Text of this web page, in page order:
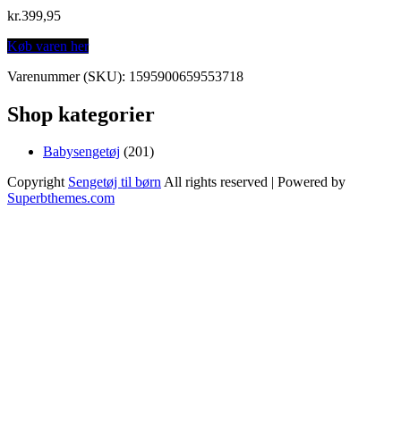
kr.399,95
Køb varen her
Varenummer (SKU): 1595900659553718
Shop kategorier
Babysengetøj 201201
Copyright Sengetøj til børnAll rights reserved | Powered by
Superbthemes.com